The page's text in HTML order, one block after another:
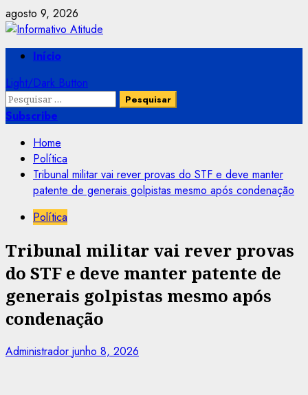
Skip
to
content
agosto 9, 2026
PrimaryInício
Light/Dark Button
Pesquisar
por:
Subscribe
Home
Política
Tribunal militar vai rever provas do STF e deve manter
patente de generais golpistas mesmo após condenação
Política
Tribunal militar vai rever provas
do STF e deve manter patente de
generais golpistas mesmo após
condenação
Administrador junho 8, 2026